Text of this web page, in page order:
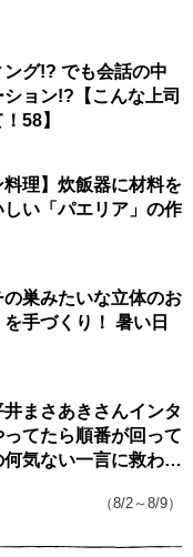
グ!? でも会話の中
ョン!?【こんな上司
！58】
料理】炊飯器に材料を
い「パエリア」の作
の巣みたいな立体のお
手づくり！ 暑い日
まさあきさんインタ
てたら順番が回って
気ない一言に救われ
（8/2～8/9）